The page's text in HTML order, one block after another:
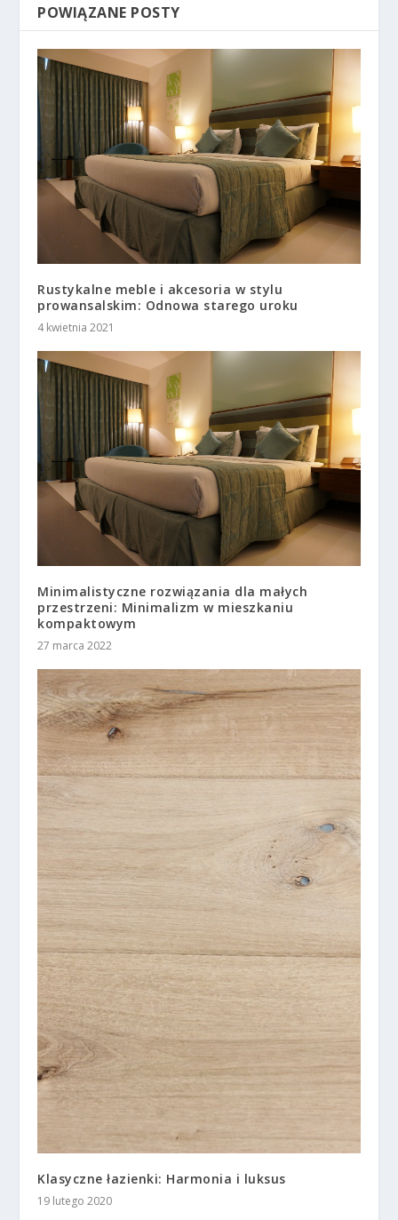
POWIĄZANE POSTY
Rustykalne meble i akcesoria w stylu
prowansalskim: Odnowa starego uroku
4 kwietnia 2021
Minimalistyczne rozwiązania dla małych
przestrzeni: Minimalizm w mieszkaniu
kompaktowym
27 marca 2022
Klasyczne łazienki: Harmonia i luksus
19 lutego 2020